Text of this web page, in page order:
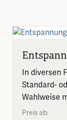
In diversen
Standard-
Wahlweise
Preis ab: